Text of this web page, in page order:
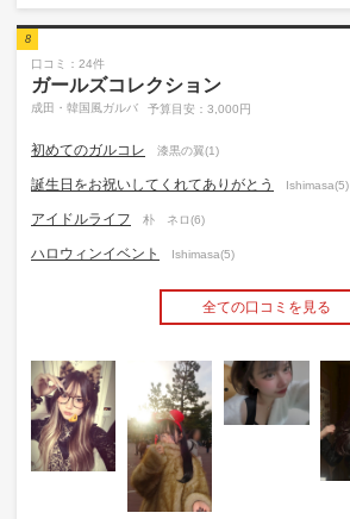
8
口コミ：24件
ガールズコレクション
成田・韓国風ガルバ 予算目安：3,000円
初めてのガルコレ 漆黒の翼(1)
誕生日をお祝いしてくれてありがとう Ishimasa(5)
アイドルライフ 朴 ネロ(6)
ハロウィンイベント Ishimasa(5)
全ての口コミを見る